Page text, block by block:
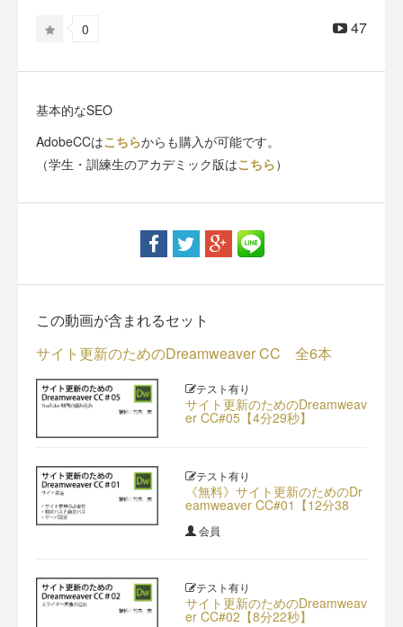
0 47
基本的なSEO
AdobeCCはこちらからも購入が可能です。
（学生・訓練生のアカデミック版はこちら）
この動画が含まれるセット
サイト更新のためのDreamweaver CC 全6本
テスト有り
サイト更新のためのDreamweav
er CC#05【4分29秒】
テスト有り
《無料》サイト更新のためのDr
eamweaver CC#01【12分38
会員
テスト有り
サイト更新のためのDreamweav
er CC#02【8分22秒】